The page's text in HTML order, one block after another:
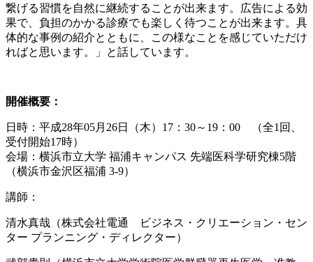
繋げる習慣を自然に継続することが出来ます。広告による効
果で、負担のかかる診療でも楽しく待つことが出来ます。具
体的な事例の紹介とともに、この様なことを感じていただけ
ればと思います。」と話しています。
開催概要：
日時：平成28年05月26日（木）17：30～19：00 （全1回、
受付開始17時）
会場：横浜市立大学 福浦キャンパス 先端医科学研究棟5階
（横浜市金沢区福浦 3-9）
講師：
清水真哉（株式会社電通 ビジネス・クリエーション・セン
ター プランニング・ディレクター）